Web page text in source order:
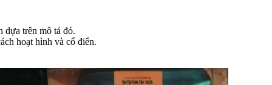
dựa trên mô tả đó.
hoạt hình và cổ điển.